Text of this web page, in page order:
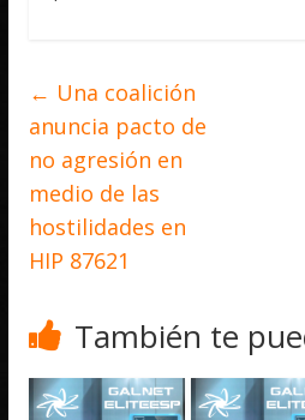
← Una coalición
anuncia pacto de
no agresión en
medio de las
hostilidades en
HIP 87621
También te